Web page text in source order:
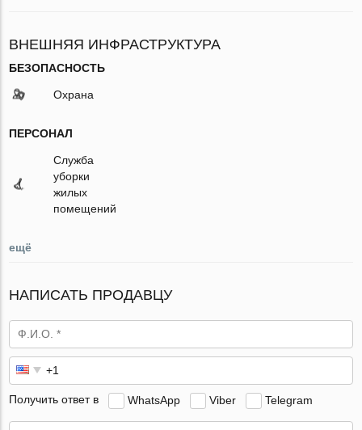
ВНЕШНЯЯ ИНФРАСТРУКТУРА
БЕЗОПАСНОСТЬ
Охрана
ПЕРСОНАЛ
Служба
уборки
жилых
помещений
ещё
НАПИСАТЬ ПРОДАВЦУ
Получить ответ в WhatsApp Viber Telegram